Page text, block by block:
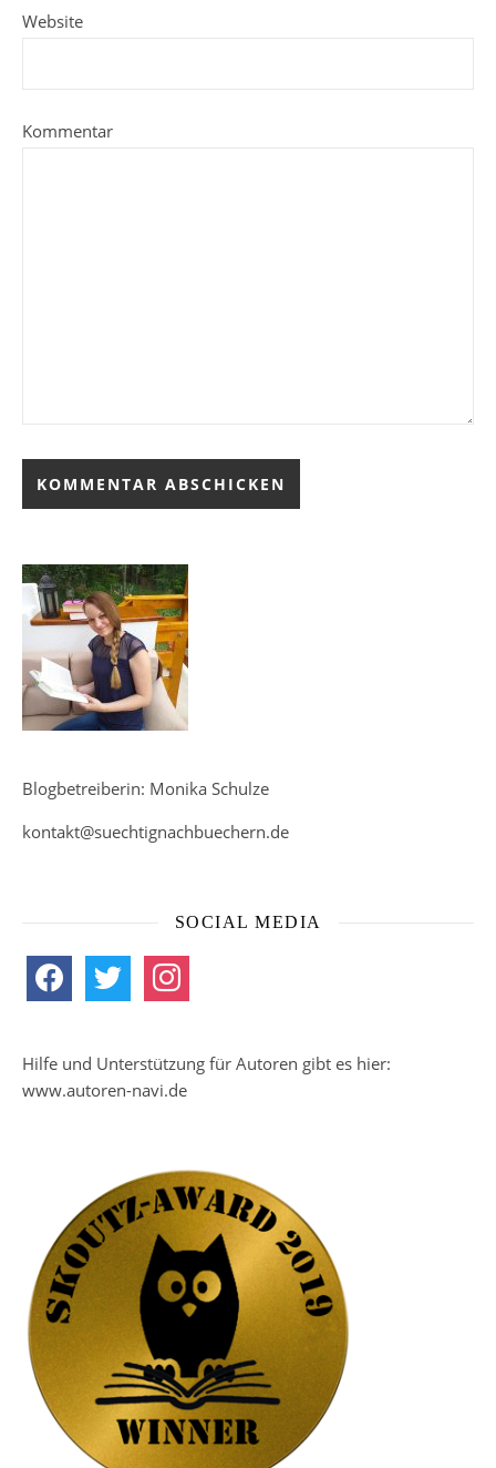
Website
Kommentar
Blogbetreiberin: Monika Schulze
kontakt@suechtignachbuechern.de
SOCIAL MEDIA
facebook twitter instagram
Hilfe und Unterstützung für Autoren gibt es hier:
www.autoren-navi.de